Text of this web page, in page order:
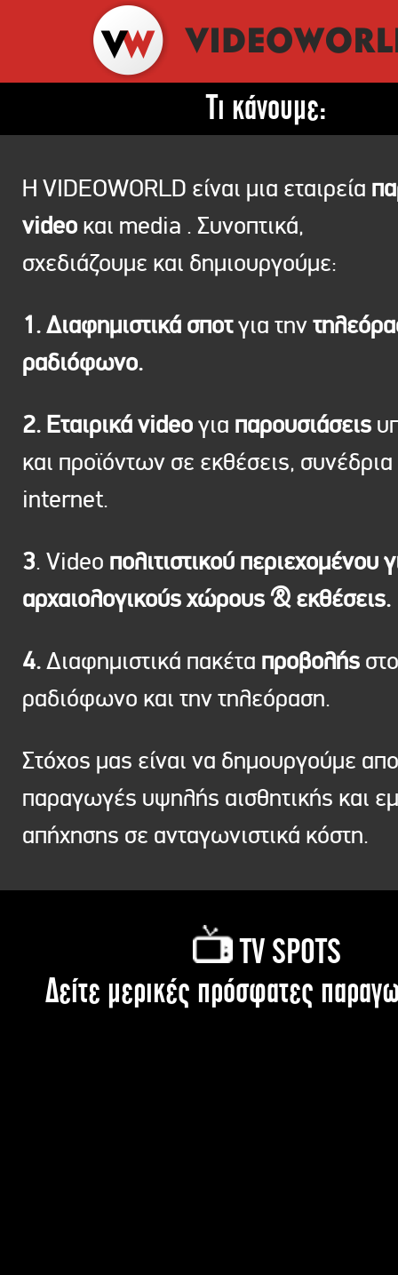
Τι κάνουμε:
Η VIDEOWORLD είναι μια εταιρεία
video και media . Συνοπτικά,
σχεδιάζουμε και δημιουργούμε:
1. Διαφημιστικά σποτγια την
ραδιόφωνο.
2. Εταιρικά videoγια παρουσιάσεις
και προϊόντων σε εκθέσεις, συνέδρια
internet.
3. Video πολιτιστικού περιεχομένου
αρχαιολογικούς χώρους & εκθέσεις.
4.Διαφημιστικά πακέτα προβολής στο
ραδιόφωνο και την τηλεόραση.
Στόχος μας είναι να δημουργούμε
παραγωγές υψηλής αισθητικής και
απήχησης σε ανταγωνιστικά κόστη.
TV SPOTS
Δείτε μερικές πρόσφατες